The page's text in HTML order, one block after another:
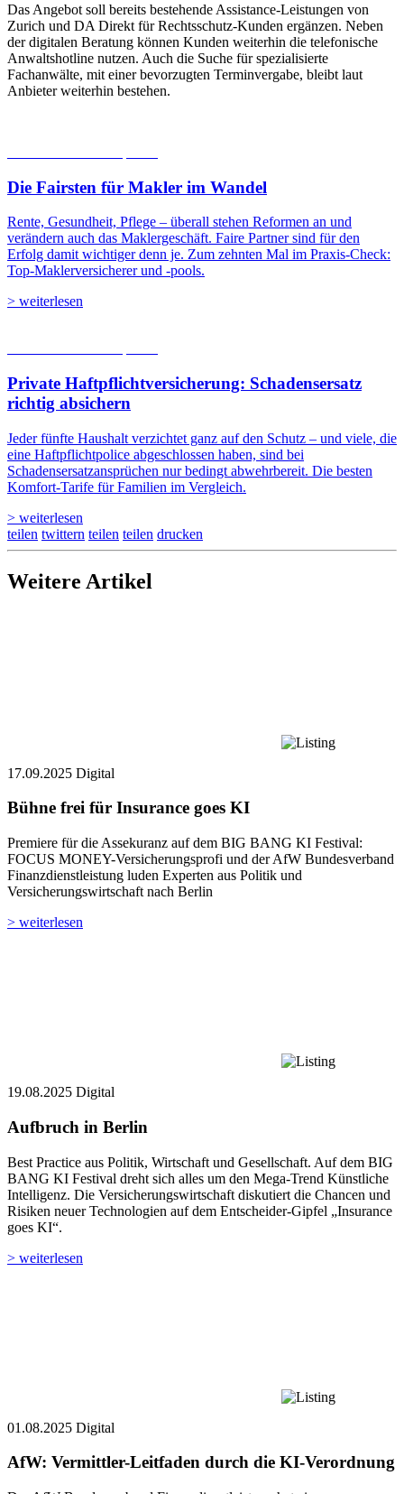
Das Angebot soll bereits bestehende Assistance-Leistungen von
Zurich und DA Direkt für Rechtsschutz-Kunden ergänzen. Neben
der digitalen Beratung können Kunden weiterhin die telefonische
Anwaltshotline nutzen. Auch die Suche für spezialisierte
Fachanwälte, mit einer bevorzugten Terminvergabe, bleibt laut
Anbieter weiterhin bestehen.
Die Fairsten für Makler im Wandel
Rente, Gesundheit, Pflege – überall stehen Reformen an und
verändern auch das Maklergeschäft. Faire Partner sind für den
Erfolg damit wichtiger denn je. Zum zehnten Mal im Praxis-Check:
Top-Maklerversicherer und -pools.
> weiterlesen
Private Haftpflicht­versicherung: Schadensersatz
richtig absichern
Jeder fünfte Haushalt verzichtet ganz auf den Schutz – und viele, die
eine Haftpflichtpolice abgeschlossen haben, sind bei
Schadensersatzansprüchen nur bedingt abwehrbereit. Die besten
Komfort-Tarife für Familien im Vergleich.
> weiterlesen
teilen twittern teilen teilen drucken
Weitere Artikel
17.09.2025 Digital
Bühne frei für Insurance goes KI
Premiere für die Assekuranz auf dem BIG BANG KI Festival:
FOCUS MONEY-Versicherungsprofi und der AfW Bundesverband
Finanzdienstleistung luden Experten aus Politik und
Versicherungswirtschaft nach Berlin
> weiterlesen
19.08.2025 Digital
Aufbruch in Berlin
Best Practice aus Politik, Wirtschaft und Gesellschaft. Auf dem BIG
BANG KI Festival dreht sich alles um den Mega-Trend Künstliche
Intelligenz. Die Versicherungs­wirtschaft diskutiert die Chancen und
Risiken neuer Technologien auf dem Entscheider-Gipfel „Insurance
goes KI“.
> weiterlesen
01.08.2025 Digital
AfW: Vermittler-Leitfaden durch die KI-Verordnung